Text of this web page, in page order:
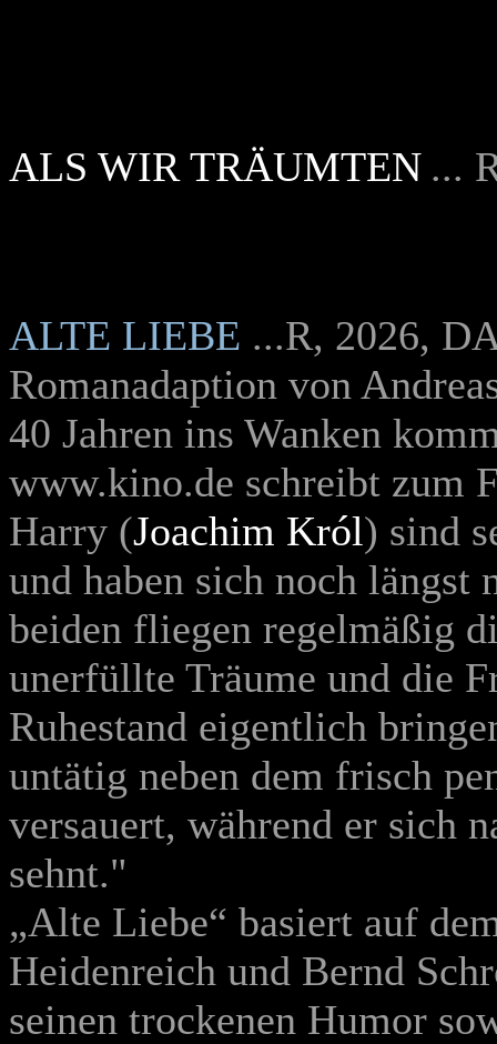
ALS WIR TRÄUMTEN ...
ALTE LIEBE ...R, 2026,
Romanadaption von
40 Jahren ins Wanken
www.kino.de schreibt zum
Harry (Joachim Król) sind
und haben sich noch längst
beiden fliegen regelmäßig
unerfüllte Träume und die
Ruhestand eigentlich
untätig neben dem frisch
versauert, während er sich
sehnt."
„Alte Liebe“ basiert auf
Heidenreich und Bernd
seinen trockenen Humor